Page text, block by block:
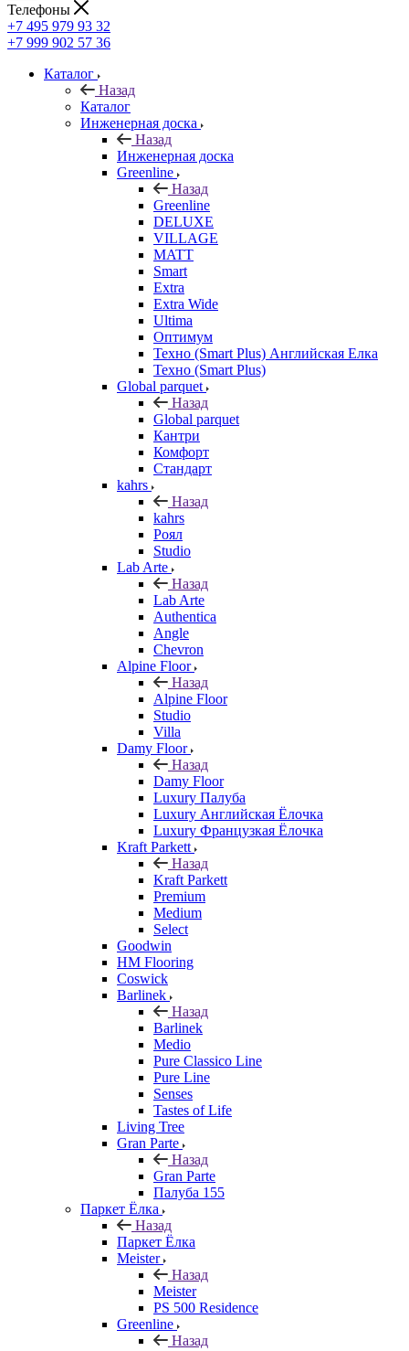
Телефоны
+7 495 979 93 32
+7 999 902 57 36
Каталог
Назад
Каталог
Инженерная доска
Назад
Инженерная доска
Greenline
Назад
Greenline
DELUXE
VILLAGE
MATT
Smart
Extra
Extra Wide
Ultima
Оптимум
Техно (Smart Plus) Английская Елка
Техно (Smart Plus)
Global parquet
Назад
Global parquet
Кантри
Комфорт
Стандарт
kahrs
Назад
kahrs
Роял
Studio
Lab Arte
Назад
Lab Arte
Authentica
Angle
Chevron
Alpine Floor
Назад
Alpine Floor
Studio
Villa
Damy Floor
Назад
Damy Floor
Luxury Палуба
Luxury Английская Ёлочка
Luxury Французкая Ёлочка
Kraft Parkett
Назад
Kraft Parkett
Premium
Medium
Select
Goodwin
HM Flooring
Coswick
Barlinek
Назад
Barlinek
Medio
Pure Classico Line
Pure Line
Senses
Tastes of Life
Living Tree
Gran Parte
Назад
Gran Parte
Палуба 155
Паркет Ёлка
Назад
Паркет Ёлка
Meister
Назад
Meister
PS 500 Residence
Greenline
Назад